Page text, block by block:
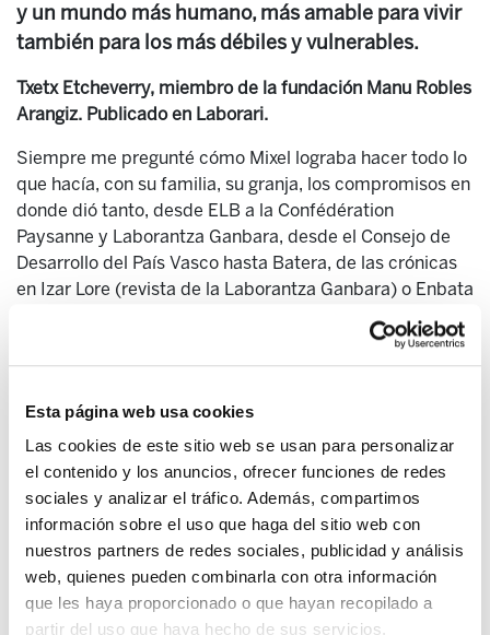
Esta página web usa cookies
Las cookies de este sitio web se usan para personalizar
el contenido y los anuncios, ofrecer funciones de redes
sociales y analizar el tráfico. Además, compartimos
información sobre el uso que haga del sitio web con
nuestros partners de redes sociales, publicidad y análisis
web, quienes pueden combinarla con otra información
que les haya proporcionado o que hayan recopilado a
partir del uso que haya hecho de sus servicios.
y un mundo más humano, más amable para vivir
también para los más débiles y vulnerables.
Txetx Etcheverry, miembro de la fundación Manu Robles
Arangiz. Publicado en Laborari.
Siempre me pregunté cómo Mixel lograba hacer todo lo
que hacía, con su familia, su granja, los compromisos en
donde dió tanto, desde ELB a la Confédération
Paysanne y Laborantza Ganbara, desde el Consejo de
Desarrollo del País Vasco hasta Batera, de las crónicas
en Izar Lore (revista de la Laborantza Ganbara) o Enbata
a una intensa participación en los Artesanos de la Paz,
sesiones de formación y conferencias que dió por todas
partes, innumerables y contínuas solicitudes a las que
discreta ayuda a este o aquel cam‐pesino o a aquella
familia de un preso en apuros, o la acogida en su casa
de una persona discapacitada.
Sé que parte de la respuesta se llama Mikele, su
esposa, siempre presente y más que presente. Otra
parte es, sin duda, el equilibrio y la fuerza tranquila que
extrajo de su existencia, de su propia esencia, como
campesino vasco. Rápidamente te dabas cuenta de que